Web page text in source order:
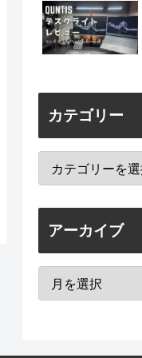
カテゴリー
アーカイブ